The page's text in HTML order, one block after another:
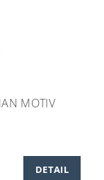
MOTIV
DETAIL